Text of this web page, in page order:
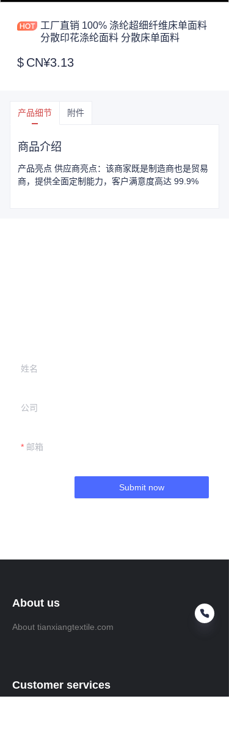
工厂直销 100% 涤纶超细纤维床单面料
分散印花涤纶面料 分散床单面料
$ CN¥3.13
产品细节 附件
商品介绍
产品亮点 供应商亮点：该商家既是制造商也是贸易
商，提供全面定制能力，客户满意度高达 99.9%
姓名
公司
邮箱
Submit now
About us
About tianxiangtextile.com
Customer services